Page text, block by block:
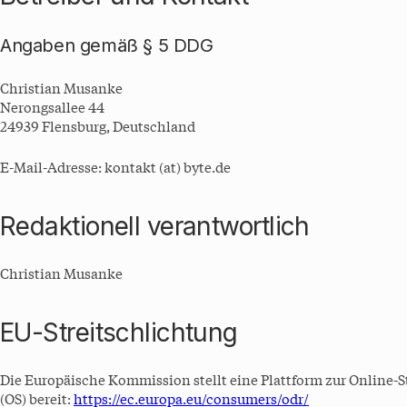
Angaben gemäß § 5 DDG
Christian Musanke
Nerongsallee 44
24939 Flensburg, Deutschland
E-Mail-Adresse: kontakt (at) byte.de
Redaktionell verantwortlich
Christian Musanke
EU-Streitschlichtung
Die Europäische Kommission stellt eine Plattform zur Online-
(OS) bereit: https://ec.europa.eu/consumers/odr/